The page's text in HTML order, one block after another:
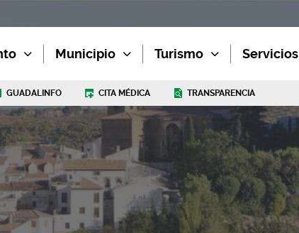
Municipio Turismo Servicios
GUADALINFO CITA MÉDICA TRANSPARENCIA